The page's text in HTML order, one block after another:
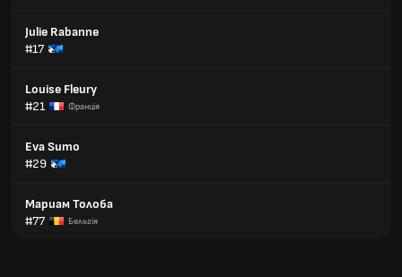
Julie Rabanne
#17
Louise Fleury
#21
Франція
Eva Sumo
#29
Мариам Толоба
#77
Бельгія